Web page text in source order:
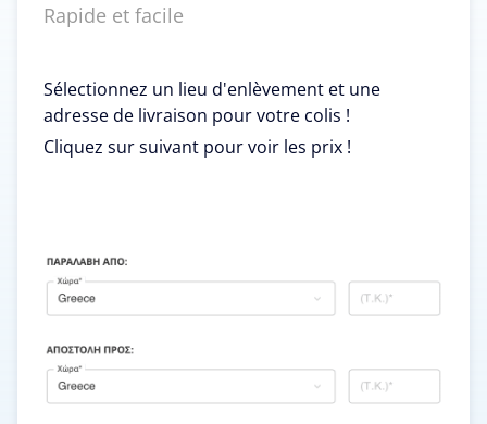
Rapide et facile
Sélectionnez un lieu d'enlèvement et une
adresse de livraison pour votre colis !
Cliquez sur suivant pour voir les prix !